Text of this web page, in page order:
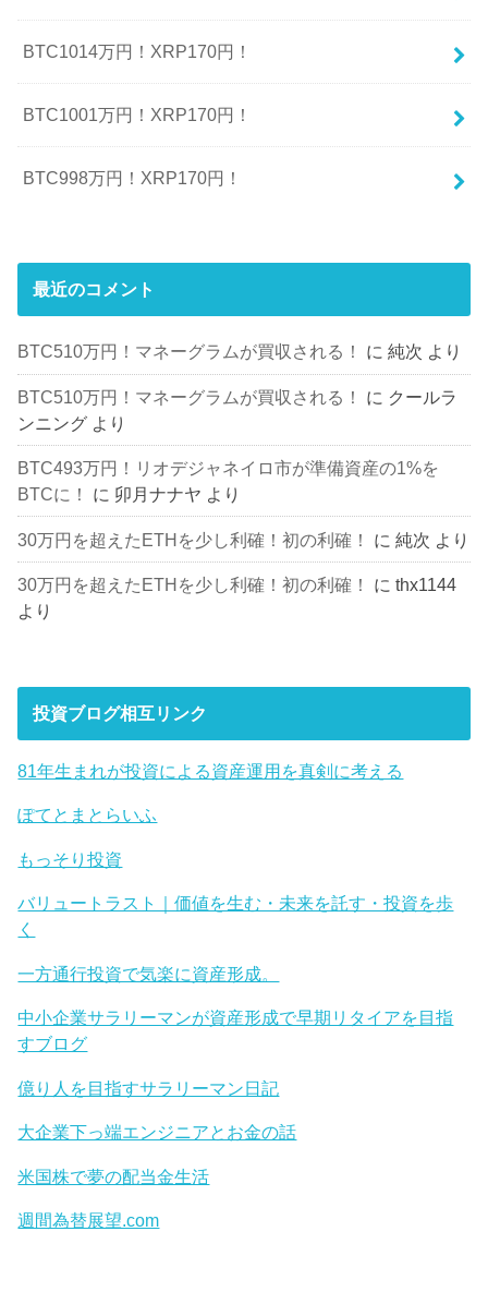
BTC1014万円！XRP170円！
BTC1001万円！XRP170円！
BTC998万円！XRP170円！
最近のコメント
BTC510万円！マネーグラムが買収される！ に純次 より
BTC510万円！マネーグラムが買収される！ に クールラ
ンニング より
BTC493万円！リオデジャネイロ市が準備資産の1%を
BTCに！
に 卯月ナナヤ より
30万円を超えたETHを少し利確！初の利確！ に純次 より
30万円を超えたETHを少し利確！初の利確！ にthx1144
より
投資ブログ相互リンク
81年生まれが投資による資産運用を真剣に考える
ぽてとまとらいふ
もっそり投資
バリュートラスト｜価値を生む・未来を託す・投資を歩
く
一方通行投資で気楽に資産形成。
中小企業サラリーマンが資産形成で早期リタイアを目指
すブログ
億り人を目指すサラリーマン日記
大企業下っ端エンジニアとお金の話
米国株で夢の配当金生活
週間為替展望.com